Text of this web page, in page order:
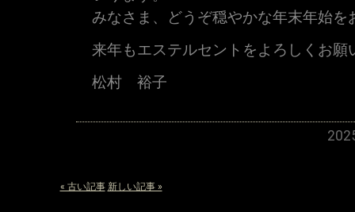
みなさま、どうぞ穏やかな年末年始を
来年もエステルセントをよろしくお願
松村 裕子
« 古い記事 新しい記事 »